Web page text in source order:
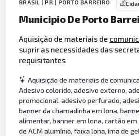
BRASIL | PR | PORTO BARREIRO
Municipio De Porto
Aquisição de materiais de
suprir as necessidades das
requisitantes
Aquisição de materiais de
Adesivo colorido, adesivo externo,
promocional, adesivo perfurado,
banner da chamadinha em lona,
alimentar, banner em lona, cartão em
de ACM alumínio, faixa lona, íma de